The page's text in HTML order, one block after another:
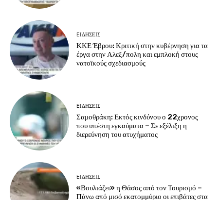
EΙΔΗΣΕΙΣ
ΚΚΕ Έβρου: Κριτική στην κυβέρνηση για τα
έργα στην Αλεξ/πολη και εμπλοκή στους
νατοϊκούς σχεδιασμούς
EΙΔΗΣΕΙΣ
Σαμοθράκη: Εκτός κινδύνου ο 22χρονος
που υπέστη εγκαύματα – Σε εξέλιξη η
διερεύνηση του ατυχήματος
EΙΔΗΣΕΙΣ
«Βουλιάζει» η Θάσος από τον Τουρισμό –
Πάνω από μισό εκατομμύριο οι επιβάτες στα